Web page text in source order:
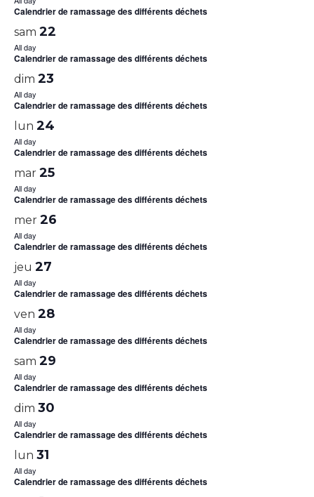
Calendrier de ramassage des différents déchets
sam 22
All day
Calendrier de ramassage des différents déchets
dim 23
All day
Calendrier de ramassage des différents déchets
lun 24
All day
Calendrier de ramassage des différents déchets
mar 25
All day
Calendrier de ramassage des différents déchets
mer 26
All day
Calendrier de ramassage des différents déchets
jeu 27
All day
Calendrier de ramassage des différents déchets
ven 28
All day
Calendrier de ramassage des différents déchets
sam 29
All day
Calendrier de ramassage des différents déchets
dim 30
All day
Calendrier de ramassage des différents déchets
lun 31
All day
Calendrier de ramassage des différents déchets